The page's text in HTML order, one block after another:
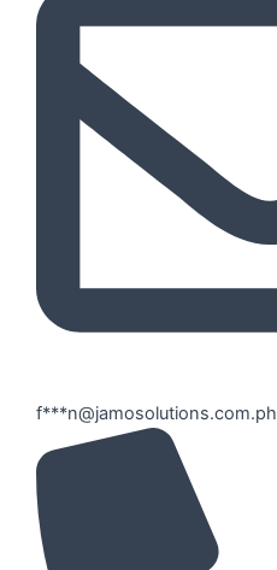
f***n@jamosolutions.com.ph